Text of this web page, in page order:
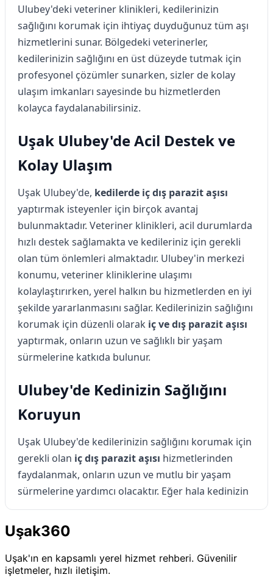
Ulubey'deki veteriner klinikleri, kedilerinizin
sağlığını korumak için ihtiyaç duyduğunuz tüm aşı
hizmetlerini sunar. Bölgedeki veterinerler,
kedilerinizin sağlığını en üst düzeyde tutmak için
profesyonel çözümler sunarken, sizler de kolay
ulaşım imkanları sayesinde bu hizmetlerden
kolayca faydalanabilirsiniz.
Uşak Ulubey'de Acil Destek ve
Kolay Ulaşım
Uşak Ulubey'de, kedilerde iç dış parazit aşısı
yaptırmak isteyenler için birçok avantaj
bulunmaktadır. Veteriner klinikleri, acil durumlarda
hızlı destek sağlamakta ve kedileriniz için gerekli
olan tüm önlemleri almaktadır. Ulubey'in merkezi
konumu, veteriner kliniklerine ulaşımı
kolaylaştırırken, yerel halkın bu hizmetlerden en iyi
şekilde yararlanmasını sağlar. Kedilerinizin sağlığını
korumak için düzenli olarak iç ve dış parazit aşısı
yaptırmak, onların uzun ve sağlıklı bir yaşam
sürmelerine katkıda bulunur.
Ulubey'de Kedinizin Sağlığını
Koruyun
Uşak Ulubey'de kedilerinizin sağlığını korumak için
gerekli olan iç dış parazit aşısı hizmetlerinden
faydalanmak, onların uzun ve mutlu bir yaşam
sürmelerine yardımcı olacaktır. Eğer hala kedinizin
aşıları yapılmadıysa, Ulubey'deki veteriner
kliniklerine başvurarak bu önemli adımı
atabilirsiniz. Kedinizin sağlığı için hemen bir
randevu alın veUşak Ulubey kedilerde iç dış
parazit aşısıhizmetlerinden faydalanarak, onların
Uşak360
Uşak'ın en kapsamlı yerel hizmet rehberi. Güvenilir
işletmeler, hızlı iletişim.